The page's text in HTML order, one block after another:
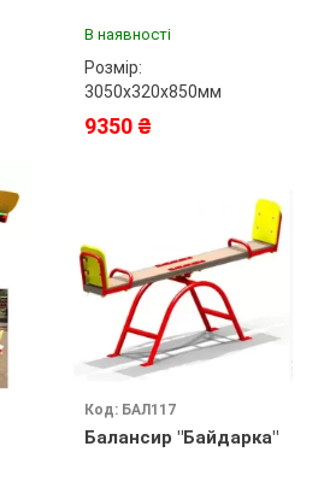
В наявності
Розмір:
3050х320х850мм
9350 ₴
Код: БАЛ117
Балансир "Байдарка"